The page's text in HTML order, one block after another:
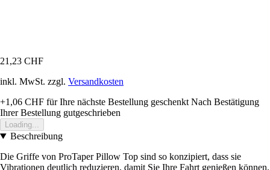
21,23 CHF
inkl. MwSt. zzgl. Versandkosten
+1,06 CHF für Ihre nächste Bestellung geschenkt Nach Bestätigung
Ihrer Bestellung gutgeschrieben
Loading...
Beschreibung
Die Griffe von ProTaper Pillow Top sind so konzipiert, dass sie
Vibrationen deutlich reduzieren, damit Sie Ihre Fahrt genießen können.